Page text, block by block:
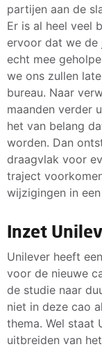
partijen aan de
Er is al heel veel
ervoor dat we de
echt mee
we ons zullen
bureau. Naar
maanden verder
het van belang
worden. Dan
draagvlak voor
traject
wijzigingen in
Inzet
Unilever heeft
voor de nieuwe
de studie naar
niet in deze cao
thema. Wel staat
uitbreiden van